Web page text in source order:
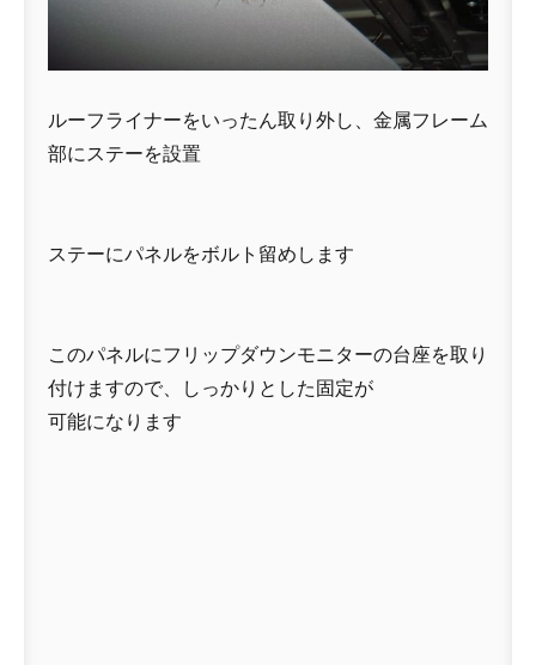
ルーフライナーをいったん取り外し、金属フレーム
部にステーを設置
ステーにパネルをボルト留めします
このパネルにフリップダウンモニターの台座を取り
付けますので、しっかりとした固定が
可能になります